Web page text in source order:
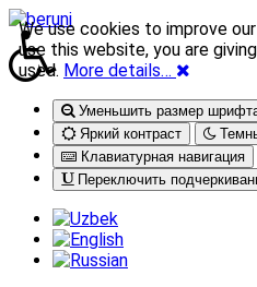
Уменьшить размер
Яркий контраст
Клавиатурная навигация
Переключить
We use cookies to improve
use this website, you are
used. More details…